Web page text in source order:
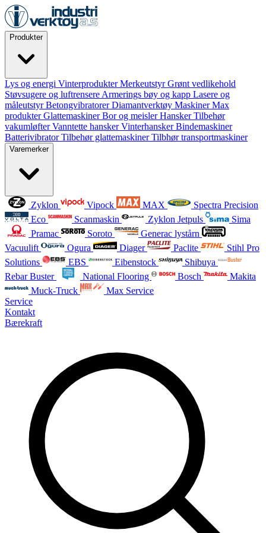
Produkter
Lys og energi VinterprodukterMerkeutstyrGrønt vedlikehold
Støvsugere og luftrensere Armerings bøy og kapp Lasere og
måleutstyrBetongvibratorerDiamantverktøy MaskinerMax
produkterGlattemaskinerBor og meislerHanskerTilbehør
vakumløfterVanntette hanskerVinterhanskerBindemaskiner
BatterivibratorTilbehør glattemaskinerTilbhør transportmaskiner
Varemerker
Zyklon Vipock MAX
Spectra Precision
Eco
Scanmaskin Zyklon Jetpuls
Sima
Pramac
Soroto
Generac lystårn
Vacuulift
Ogura Diager Paclite
Stihl Pro
Solutions
EBS Eibenstock
Shibuya
Rebar Buster
National Flooring Bosch
Makita
Muck-Truck
Max Service
Service
Kontakt
Bærekraft